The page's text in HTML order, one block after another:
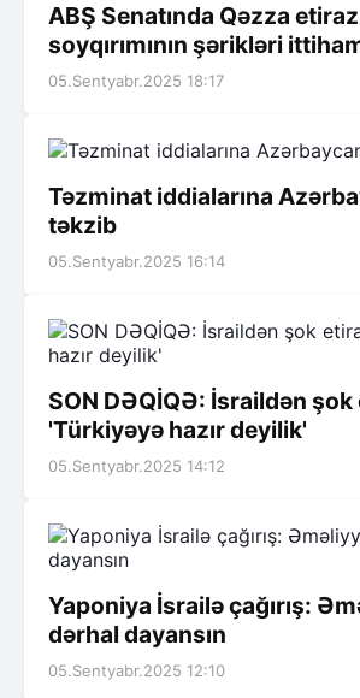
ABŞ Senatında Qəzza
soyqırımının şərikləri
05.Sentyabr.2025 18:17
Təzminat iddialarına
təkzib
05.Sentyabr.2025 16:14
SON DƏQİQƏ: İsraildən şok
'Türkiyəyə hazır deyilik'
05.Sentyabr.2025 14:12
Yaponiya İsrailə çağırış:
dərhal dayansın
05.Sentyabr.2025 12:10